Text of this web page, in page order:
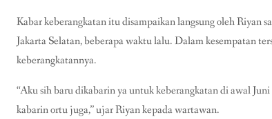
Kabar keberangkatan itu disampaikan langsung oleh Riyan
Jakarta Selatan, beberapa waktu lalu. Dalam kesempatan
keberangkatannya.
“Aku sih baru dikabarin ya untuk keberangkatan di awal
kabarin ortu juga,” ujar Riyan kepada wartawan.